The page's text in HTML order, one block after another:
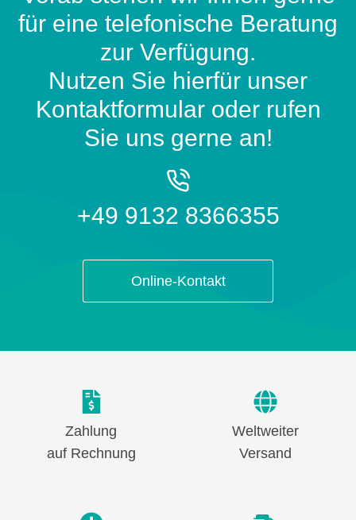
für eine telefonische Beratung
zur Verfügung.
Nutzen Sie hierfür unser
Kontaktformular oder rufen
Sie uns gerne an!
+49 9132 8366355
Online-Kontakt
Zahlung
auf Rechnung
Weltweiter
Versand